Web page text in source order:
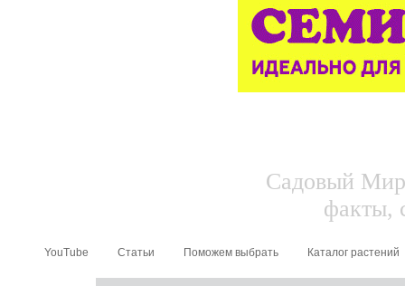
Садовый
факты,
YouTube Статьи Поможем выбрать Каталог растений